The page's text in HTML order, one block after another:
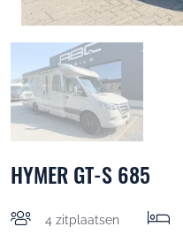
HYMER GT-S 685
4 zitplaatsen